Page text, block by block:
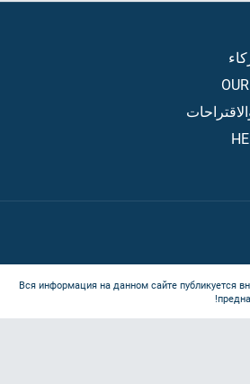
Вся информация на данном сайте публикуется